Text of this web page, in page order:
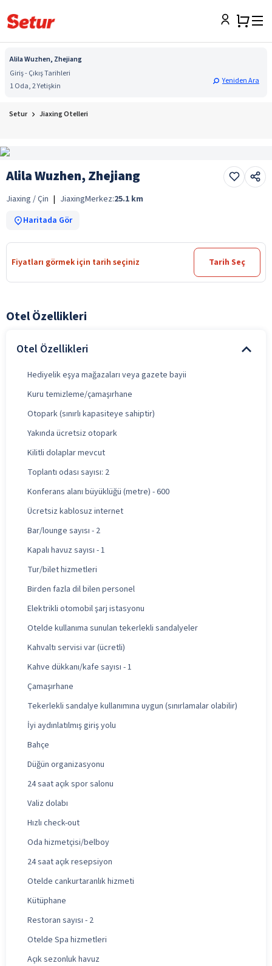
Alila Wuzhen, Zhejiang
Giriş - Çıkış Tarihleri
1 Oda, 2 Yetişkin
Yeniden Ara
Setur Jiaxing Otelleri
Alila Wuzhen, Zhejiang
Jiaxing / Çin | JiaxingMerkez:25.1 km
Haritada Gör
Fiyatları görmek için tarih seçiniz Tarih Seç
Otel Özellikleri
Otel Özellikleri
Hediyelik eşya mağazaları veya gazete bayii
Kuru temizleme/çamaşırhane
Otopark (sınırlı kapasiteye sahiptir)
Yakında ücretsiz otopark
Kilitli dolaplar mevcut
Toplantı odası sayısı: 2
Konferans alanı büyüklüğü (metre) - 600
Ücretsiz kablosuz internet
Bar/lounge sayısı - 2
Kapalı havuz sayısı - 1
Tur/bilet hizmetleri
Birden fazla dil bilen personel
Elektrikli otomobil şarj istasyonu
Otelde kullanıma sunulan tekerlekli sandalyeler
Kahvaltı servisi var (ücretli)
Kahve dükkanı/kafe sayısı - 1
Çamaşırhane
Tekerlekli sandalye kullanımına uygun (sınırlamalar olabilir)
İyi aydınlatılmış giriş yolu
Bahçe
Düğün organizasyonu
24 saat açık spor salonu
Valiz dolabı
Hızlı check-out
Oda hizmetçisi/belboy
24 saat açık resepsiyon
Otelde cankurtaranlık hizmeti
Kütüphane
Restoran sayısı - 2
Otelde Spa hizmetleri
Açık sezonluk havuz